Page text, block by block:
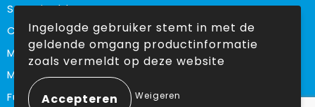
Sustainable
Custom made
Made in Europe
Must haves
Fulfilment
Ingelogde gebruiker stemt in met de
geldende omgang productinformatie
zoals vermeldt op deze website
Weigeren